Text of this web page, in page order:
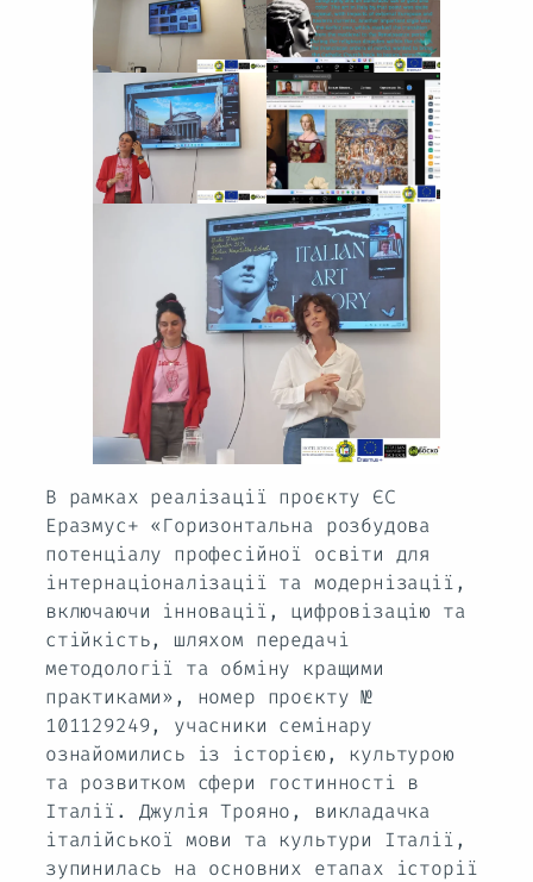
В рамках реалізації проєкту ЄС
Еразмус+ «Горизонтальна розбудова
потенціалу професійної освіти для
інтернаціоналізації та модернізації,
включаючи інновації, цифровізацію та
стійкість, шляхом передачі
методології та обміну кращими
практиками», номер проєкту №
101129249, учасники семінару
ознайомились із історією, культурою
та розвитком сфери гостинності в
Італії. Джулія Трояно, викладачка
італійської мови та культури Італії,
зупинилась на основних етапах історії